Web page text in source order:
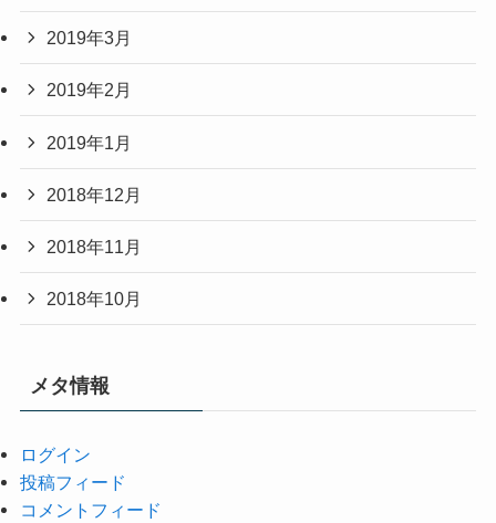
2019年3月
2019年2月
2019年1月
2018年12月
2018年11月
2018年10月
メタ情報
ログイン
投稿フィード
コメントフィード